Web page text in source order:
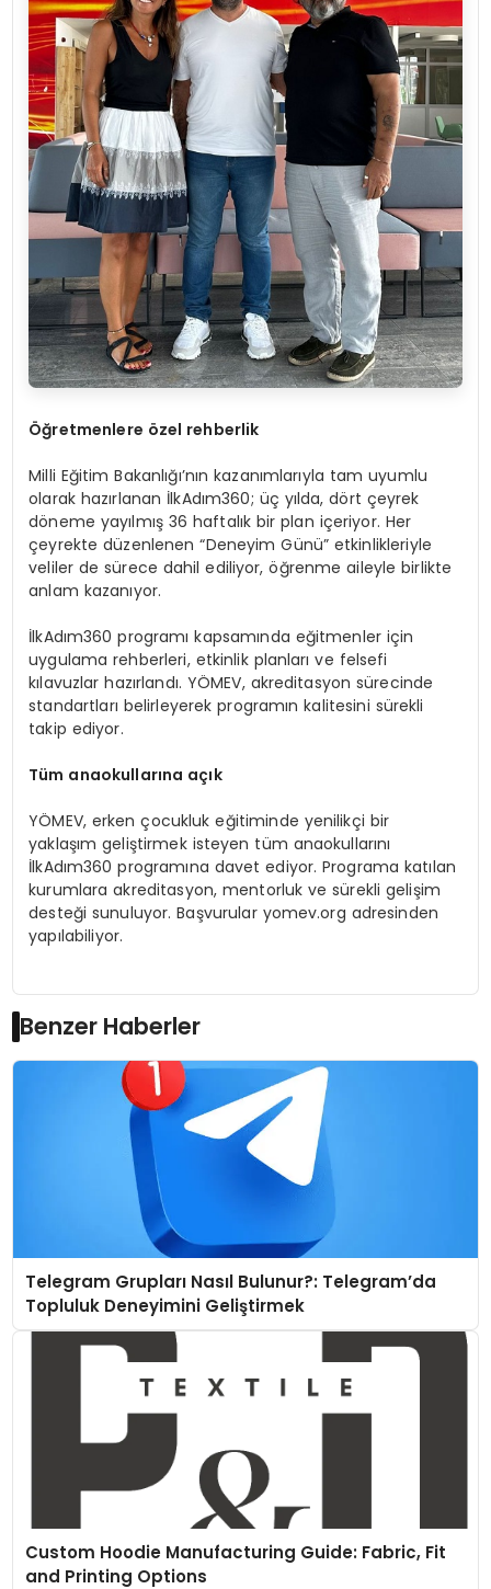
Öğretmenlere özel rehberlik
Milli Eğitim Bakanlığı’nın kazanımlarıyla tam uyumlu
olarak hazırlanan İlkAdım360; üç yılda, dört çeyrek
döneme yayılmış 36 haftalık bir plan içeriyor. Her
çeyrekte düzenlenen “Deneyim Günü” etkinlikleriyle
veliler de sürece dahil ediliyor, öğrenme aileyle birlikte
anlam kazanıyor.
İlkAdım360 programı kapsamında eğitmenler için
uygulama rehberleri, etkinlik planları ve felsefi
kılavuzlar hazırlandı. YÖMEV, akreditasyon sürecinde
standartları belirleyerek programın kalitesini sürekli
takip ediyor.
Tüm anaokullarına açık
YÖMEV, erken çocukluk eğitiminde yenilikçi bir
yaklaşım geliştirmek isteyen tüm anaokullarını
İlkAdım360 programına davet ediyor. Programa katılan
kurumlara akreditasyon, mentorluk ve sürekli gelişim
desteği sunuluyor. Başvurular yomev.org adresinden
yapılabiliyor.
Benzer Haberler
Telegram Grupları Nasıl Bulunur?: Telegram’da
Topluluk Deneyimini Geliştirmek
Custom Hoodie Manufacturing Guide: Fabric, Fit
and Printing Options